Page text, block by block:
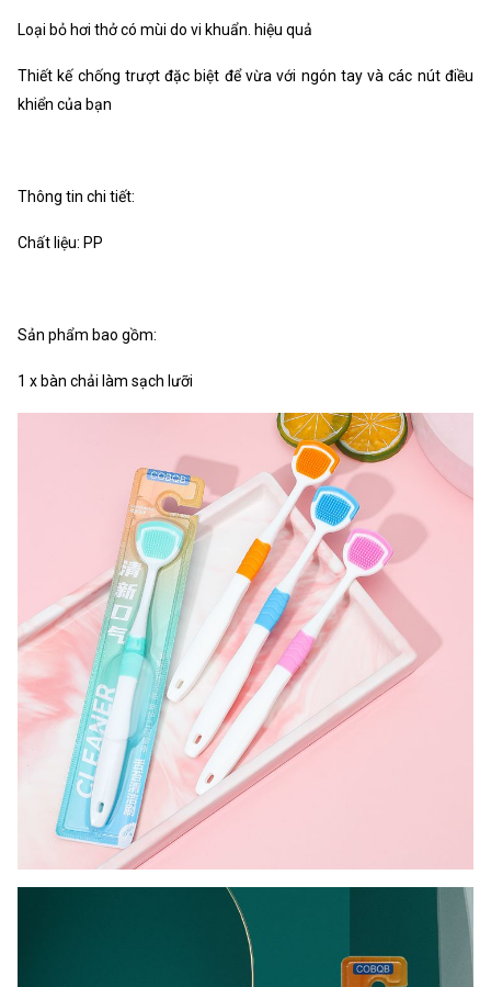
Loại bỏ hơi thở có mùi do vi khuẩn. hiệu quả
Thiết kế chống trượt đặc biệt để vừa với ngón tay và các nút điều
khiển của bạn
Thông tin chi tiết:
Chất liệu: PP
Sản phẩm bao gồm:
1 x bàn chải làm sạch lưỡi